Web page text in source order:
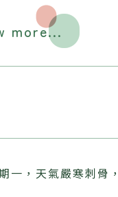
more...
一，天氣嚴寒刺骨，